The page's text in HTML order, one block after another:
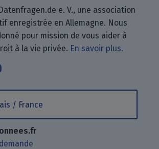
e. V., une association
enregistrée en Allemagne. Nous
pour mission de vous aider à
à la vie privée. En savoir plus.
vous à notre blog en
trouver sur GitHub.
avec nous via Matrix.
/ France